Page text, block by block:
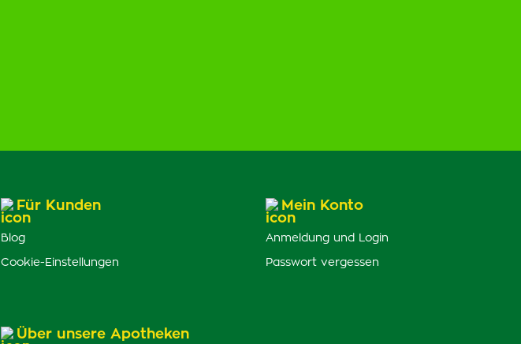
Für Kunden
Blog
Cookie-Einstellungen
Über unsere Apotheken
Mein Konto
Anmeldung und Login
Passwort vergessen